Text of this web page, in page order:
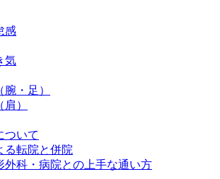
感
気
・足）
）
ついて
る転院と併院
外科・病院との上手な通い方